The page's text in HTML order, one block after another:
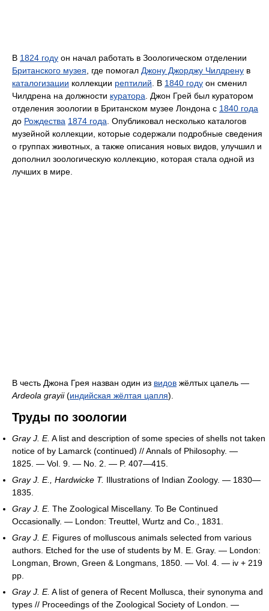
В 1824 году он начал работать в Зоологическом отделении
Британского музея , где помогал Джону Джорджу Чилдрену в
каталогизации коллекции рептилий . В 1840 году он сменил
Чилдрена на должности куратора . Джон Грей был куратором
отделения зоологии в Британском музее Лондона с 1840 года
до Рождества 1874 года . Опубликовал несколько каталогов
музейной коллекции, которые содержали подробные сведения
о группах животных, а также описания новых видов, улучшил и
дополнил зоологическую коллекцию, которая стала одной из
лучших в мире.
В честь Джона Грея назван один из видов жёлтых цапель —
Ardeola grayii(индийская жёлтая цапля).
Труды по зоологии
Gray J. E. A list and description of some species of shells not taken
notice of by Lamarck (continued) // Annals of Philosophy. —
1825. — Vol. 9. — No. 2. — P. 407—415.
Gray J. E., Hardwicke T. Illustrations of Indian Zoology. — 1830—
1835.
Gray J. E. The Zoological Miscellany. To Be Continued
Occasionally. — London: Treuttel, Wurtz and Co., 1831.
Gray J. E. Figures of molluscous animals selected from various
authors. Etched for the use of students by M. E. Gray. — London:
Longman, Brown, Green & Longmans, 1850. — Vol. 4. — iv + 219
pp.
Gray J. E. A list of genera of Recent Mollusca, their synonyma and
types // Proceedings of the Zoological Society of London. —